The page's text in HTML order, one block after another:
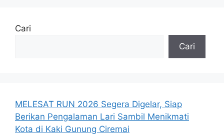
Cari
Cari
MELESAT RUN 2026 Segera Digelar, Siap
Berikan Pengalaman Lari Sambil Menikmati
Kota di Kaki Gunung Ciremai